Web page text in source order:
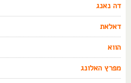
דה נאנג
דאלאת
הווא
מפרץ האלונג